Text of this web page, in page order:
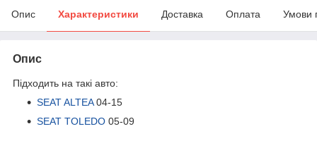
Опис Характеристики Доставка Оплата Умови
Опис
Підходить на такі авто:
SEAT ALTEA04-15
SEAT TOLEDO 05-09